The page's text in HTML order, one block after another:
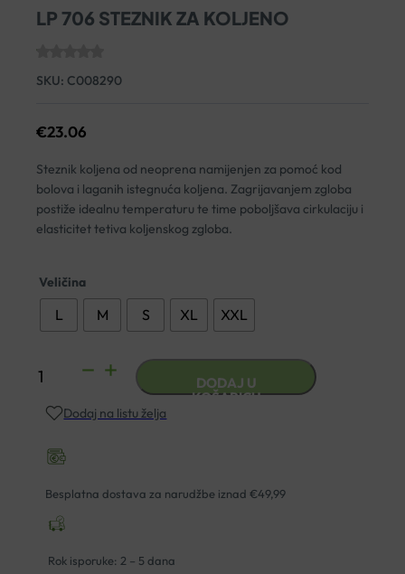
LP 706 STEZNIK ZA KOLJENO
SKU: C008290
€23.06
Steznik koljena od neoprena namijenjen za pomoć kod
bolova i laganih istegnuća koljena. Zagrijavanjem zgloba
postiže idealnu temperaturu te time poboljšava cirkulaciju i
elasticitet tetiva koljenskog zgloba.
Veličina
L M S XL XXL
LP
STEZNIK
KOLJENO
količina
DODAJ U
KOŠARICU
Dodaj na listu želja
Besplatna dostava za narudžbe iznad €49,99
Rok isporuke: 2 – 5 dana